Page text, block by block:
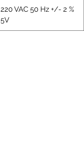
220 VAC 50 Hz +/- 2 %
5V